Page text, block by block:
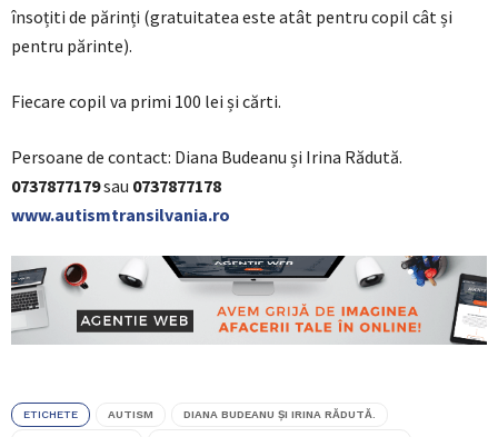
însoțiti de părinți (gratuitatea este atât pentru copil cât și
pentru părinte).
Fiecare copil va primi 100 lei și cărti.
Persoane de contact: Diana Budeanu și Irina Rădută.
0737877179sau 0737877178
www.autismtransilvania.ro
ETICHETE AUTISM DIANA BUDEANU ȘI IRINA RĂDUTĂ.